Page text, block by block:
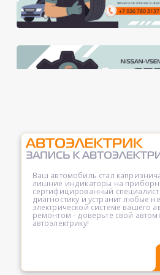
Ваш автомобиль стал
лишние индикаторы на
сертифицированный
диагностику и устранит любые
электрической системе вашего
ремонтом - доверьте свой
автоэлектрику!